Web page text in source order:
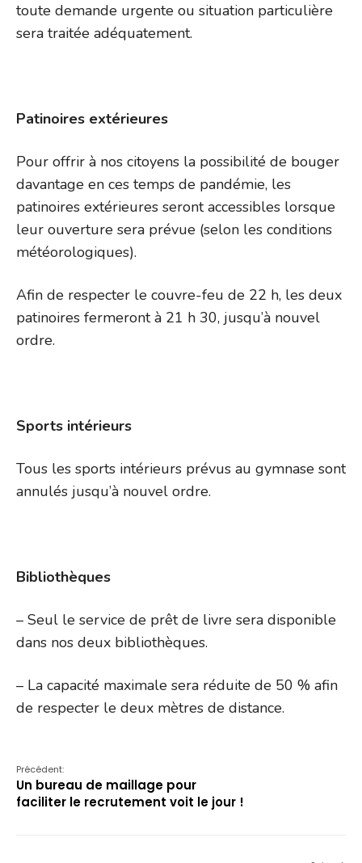
toute demande urgente ou situation particulière
sera traitée adéquatement.
Patinoires extérieures
Pour offrir à nos citoyens la possibilité de bouger
davantage en ces temps de pandémie, les
patinoires extérieures seront accessibles lorsque
leur ouverture sera prévue (selon les conditions
météorologiques).
Afin de respecter le couvre-feu de 22 h, les deux
patinoires fermeront à 21 h 30, jusqu’à nouvel
ordre.
Sports intérieurs
Tous les sports intérieurs prévus au gymnase sont
annulés jusqu’à nouvel ordre.
Bibliothèques
– Seul le service de prêt de livre sera disponible
dans nos deux bibliothèques.
– La capacité maximale sera réduite de 50 % afin
de respecter le deux mètres de distance.
Précédent:
Un bureau de maillage pour
faciliter le recrutement voit le jour !